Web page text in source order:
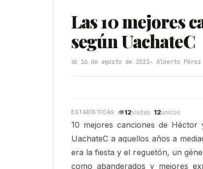
Las 10 mejores
según UachateC
📅 16 de agosto de 2021✍️ Alberto Pérez
👁12visitas · 12únicos
10 mejores canciones de
UachateC a aquellos años a
era la fiesta y el reguetón, un
como abanderados y mejores